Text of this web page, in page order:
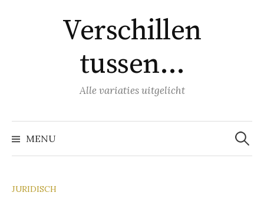
Verschillen
tussen…
Alle variaties uitgelicht
MENU
Zoeken
naar:
JURIDISCH